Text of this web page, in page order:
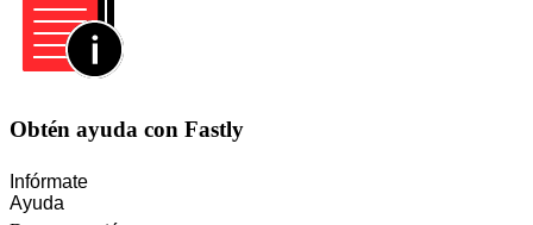
Obtén ayuda con Fastly
Infórmate
Ayuda